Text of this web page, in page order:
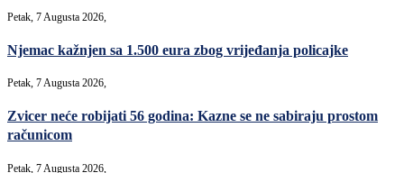
Petak, 7 Augusta 2026,
Njemac kažnjen sa 1.500 eura zbog vrijeđanja policajke
Petak, 7 Augusta 2026,
Zvicer neće robijati 56 godina: Kazne se ne sabiraju prostom
računicom
Petak, 7 Augusta 2026,